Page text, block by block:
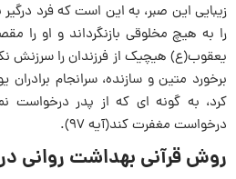
زیبایى این صبر، به این است که فرد
را به هیچ مخلوقى بازنگرداند و او را
یعقوب‌(ع) هیچیک از فرزندان را سرزنش
برخورد متین و سازنده، سرانجام
کرد، به گونه اى که از پدر درخواست
درخواست مغفرت کند(آیه ۹۷).
روش قرآنى بهداشت روانی در